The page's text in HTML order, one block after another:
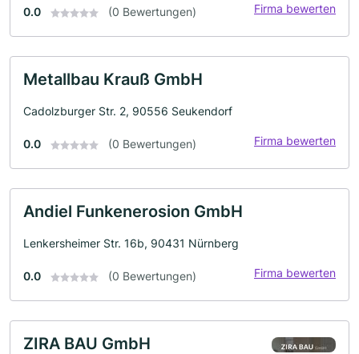
0.0 (0 Bewertungen) Firma bewerten
Metallbau Krauß GmbH
Cadolzburger Str. 2, 90556 Seukendorf
0.0 (0 Bewertungen) Firma bewerten
Andiel Funkenerosion GmbH
Lenkersheimer Str. 16b, 90431 Nürnberg
0.0 (0 Bewertungen) Firma bewerten
ZIRA BAU GmbH